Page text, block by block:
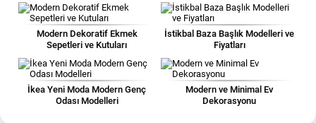
Modern Dekoratif Ekmek
Sepetleri ve Kutuları
İstikbal Baza Başlık Modelleri ve
Fiyatları
İkea Yeni Moda Modern Genç
Odası Modelleri
Modern ve Minimal Ev
Dekorasyonu